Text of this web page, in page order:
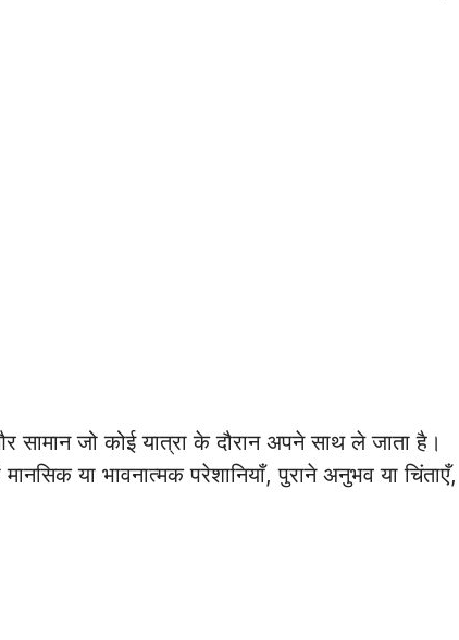
जो कोई यात्रा के दौरान अपने साथ ले जाता है।
या भावनात्मक परेशानियाँ, पुराने अनुभव या चिंताएँ,